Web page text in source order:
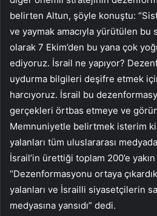
belirten Altun, şöyle konuştu:
ve yaymak amacıyla yürütülen bu
olarak 7 Ekim’den bu yana çok
ediyoruz. İsrail ne yapıyor?
uydurma bilgileri deşifre etmek
harcıyoruz. İsrail bu
gerçekleri örtbas etmeye ve
Memnuniyetle belirtmek isterim
yalanları tüm uluslararası
İsrail’in ürettiği toplam 200’e
“Dezenformasyonu ortaya
yalanları ve İsrailli siyasetçilerin
medyasına yansıdı” dedi.